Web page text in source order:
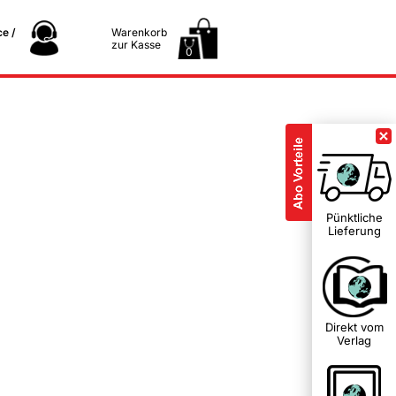
Warenkorb
zur Kasse
0
/
Pünktliche
Lieferung
Direkt vom
Verlag